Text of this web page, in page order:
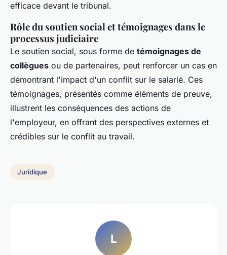
efficace devant le tribunal.
Rôle du soutien social et témoignages dans le
processus judiciaire
Le soutien social, sous forme de témoignages de
collègues ou de partenaires, peut renforcer un cas en
démontrant l'impact d'un conflit sur le salarié. Ces
témoignages, présentés comme éléments de preuve,
illustrent les conséquences des actions de
l'employeur, en offrant des perspectives externes et
crédibles sur le conflit au travail.
Juridique
L